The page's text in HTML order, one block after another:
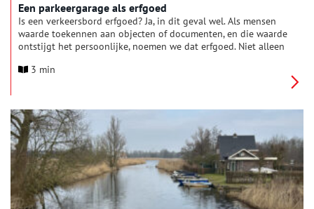
Een parkeergarage als erfgoed
Is een verkeersbord erfgoed? Ja, in dit geval wel. Als mensen
waarde toekennen aan objecten of documenten, en die waarde
ontstijgt het persoonlijke, noemen we dat erfgoed. Niet alleen
de betekenis die mensen daaraan hechten en de verhalen die
3 min